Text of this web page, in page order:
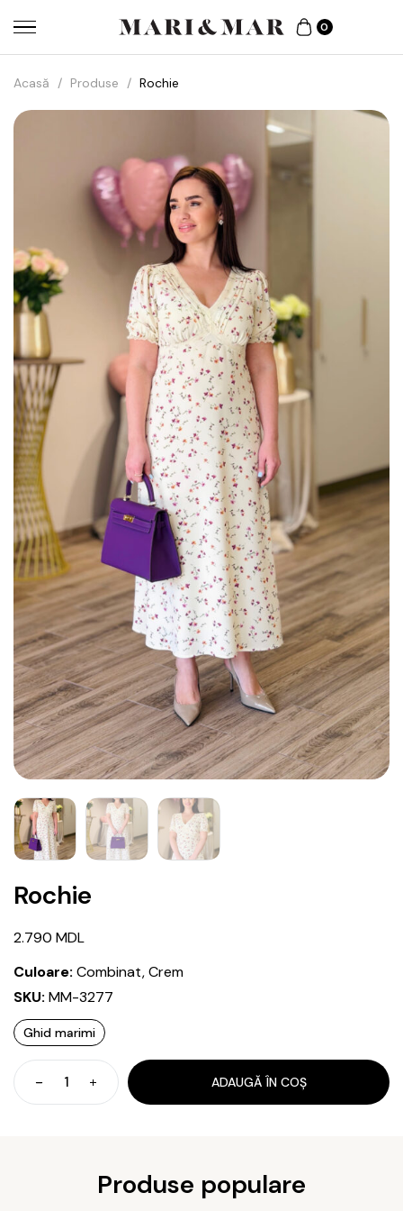
0
Acasă / Produse / Rochie
Rochie
2.790 MDL
Culoare: Combinat, Crem
SKU: MM-3277
Ghid marimi
Cantitate
Rochie
ADAUGĂ ÎN COȘ
Produse populare